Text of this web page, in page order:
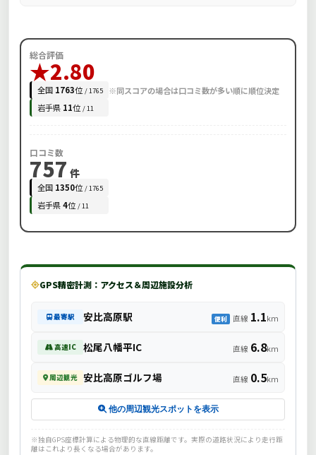
総合評価
★2.80
全国 1763位 / 1765
岩手県 11位 / 11
※同スコアの場合は口コミ数が多い順に順位決定
口コミ数
757 件
全国 1350位 / 1765
岩手県4位 / 11
GPS精密計測：アクセス＆周辺施設分析
最寄駅 安比高原駅 便利 直線 1.1km
高速IC 松尾八幡平IC 直線 6.8km
周辺観光 安比高原ゴルフ場 直線 0.5km
他の周辺観光スポットを表示
※独自GPS座標計算による物理的な直線距離です。実際の道路状況により走行距
離はこれより長くなる場合があります。